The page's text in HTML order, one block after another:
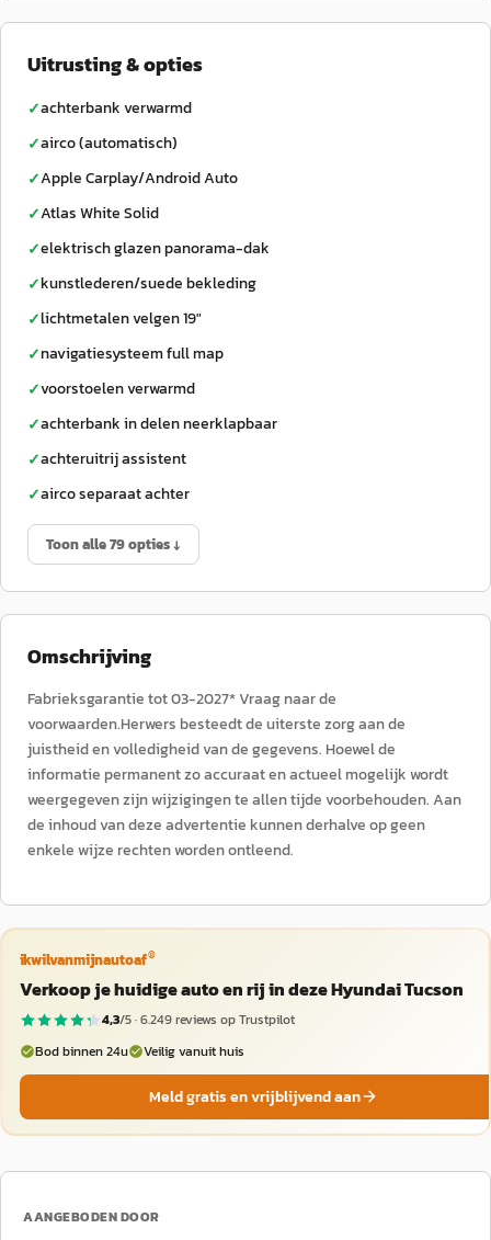
Uitrusting & opties
✓achterbank verwarmd
✓airco (automatisch)
✓Apple Carplay/Android Auto
✓Atlas White Solid
✓elektrisch glazen panorama-dak
✓kunstlederen/suede bekleding
✓lichtmetalen velgen 19"
✓navigatiesysteem full map
✓voorstoelen verwarmd
✓achterbank in delen neerklapbaar
✓achteruitrij assistent
✓airco separaat achter
Toon alle 79 opties ↓
Omschrijving
Fabrieksgarantie tot 03-2027* Vraag naar de
voorwaarden.Herwers besteedt de uiterste zorg aan de
juistheid en volledigheid van de gegevens. Hoewel de
informatie permanent zo accuraat en actueel mogelijk wordt
weergegeven zijn wijzigingen te allen tijde voorbehouden. Aan
de inhoud van deze advertentie kunnen derhalve op geen
enkele wijze rechten worden ontleend.
ikwilvanmijnautoaf®
Verkoop je huidige auto en rij in deze Hyundai Tucson
4,3/5 ·6.249reviews op Trustpilot
Bod binnen 24u
Veilig vanuit huis
Meld gratis en vrijblijvend aan
AANGEBODEN DOOR